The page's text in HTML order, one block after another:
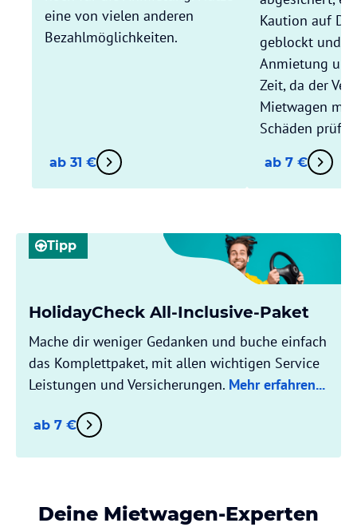
eine von vielen anderen
Bezahlmöglichkeiten.
ab 31 €
Kaution auf
geblockt und
Anmietung
Zeit, da der
Mietwagen
Schäden prüft.
ab 7 €
Tipp
HolidayCheck All-Inclusive-Paket
Mache dir weniger Gedanken und buche einfach
das Komplettpaket, mit allen wichtigen Service
Leistungen und Versicherungen. Mehr erfahren...
ab 7 €
Deine Mietwagen-Experten